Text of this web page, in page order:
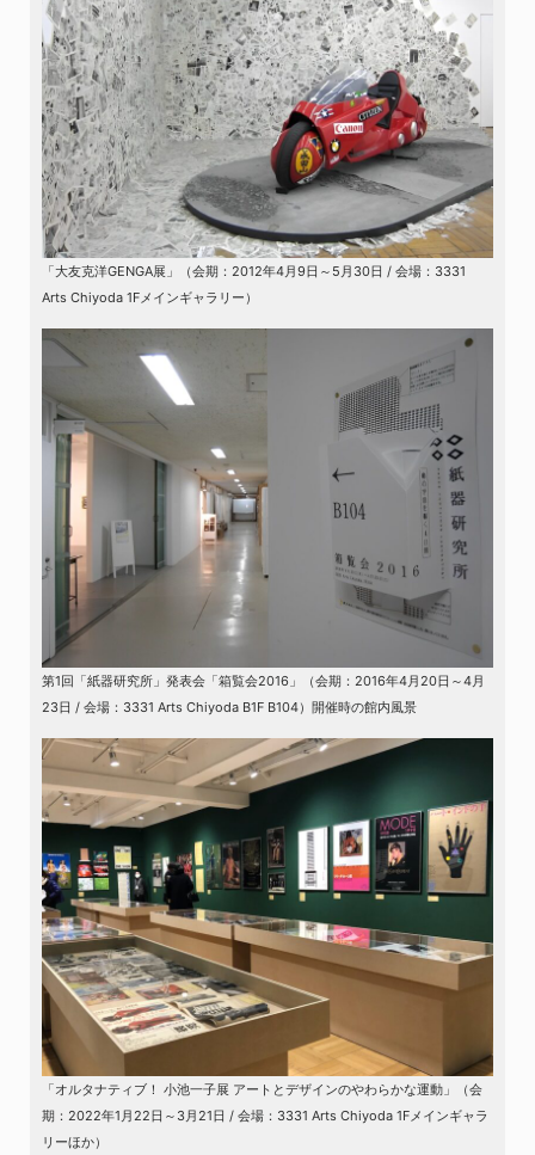
「大友克洋GENGA展」（会期：2012年4月9日～5月30日 / 会場：3331
Arts Chiyoda 1Fメインギャラリー）
第1回「紙器研究所」発表会「箱覧会2016」（会期：2016年4月20日～4月
23日 / 会場：3331 Arts Chiyoda B1F B104）開催時の館内風景
「オルタナティブ！ 小池一子展 アートとデザインのやわらかな運動」（会
期：2022年1月22日～3月21日 / 会場：3331 Arts Chiyoda 1Fメインギャラ
リーほか）